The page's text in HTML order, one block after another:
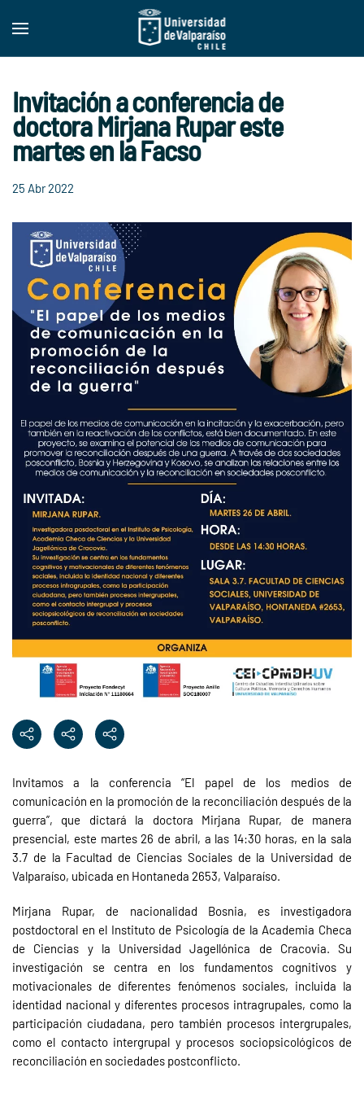
Skip to main content
Invitación a conferencia de
doctora Mirjana Rupar este
martes en la Facso
25 Abr 2022
Invitamos a la conferencia “El papel de los medios de
comunicación en la promoción de la reconciliación después de la
guerra”, que dictará la doctora Mirjana Rupar, de manera
presencial, este martes 26 de abril, a las 14:30 horas, en la sala
3.7 de la Facultad de Ciencias Sociales de la Universidad de
Valparaíso, ubicada en Hontaneda 2653, Valparaíso.
Mirjana Rupar, de nacionalidad Bosnia, es investigadora
postdoctoral en el Instituto de Psicología de la Academia Checa
de Ciencias y la Universidad Jagellónica de Cracovia. Su
investigación se centra en los fundamentos cognitivos y
motivacionales de diferentes fenómenos sociales, incluida la
identidad nacional y diferentes procesos intragrupales, como la
participación ciudadana, pero también procesos intergrupales,
como el contacto intergrupal y procesos sociopsicológicos de
reconciliación en sociedades postconflicto.